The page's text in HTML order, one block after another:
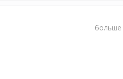
больше